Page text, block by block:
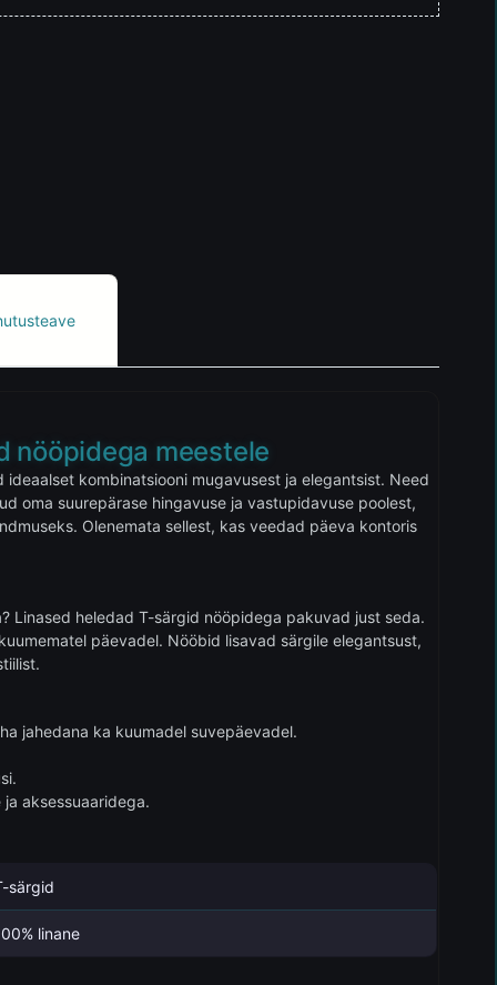
nööpidega meestele
kombinatsiooni mugavusest ja elegantsist. Need
oma suurepärase hingavuse ja vastupidavuse poolest,
Olenemata sellest, kas veedad päeva kontoris
Linased heledad T-särgid nööpidega pakuvad just seda.
päevadel. Nööbid lisavad särgile elegantsust,
jahedana ka kuumadel suvepäevadel.
aksessuaaridega.
särgid
linane